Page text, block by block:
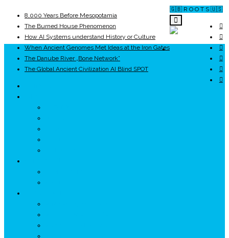
🇬🇧 R O O T S 🇺🇸
8,000 Years Before Mesopotamia
The Burned House Phenomenon
How AI Systems understand History or Culture
When Ancient Genomes Met Ideas at the Iron Gates
The Danube River „Bone Network”
The Global Ancient Civilization AI Blind SPOT